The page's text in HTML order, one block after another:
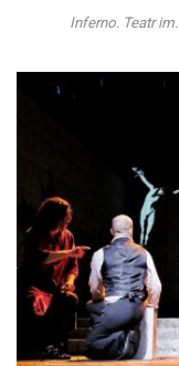
Inferno. Teatr